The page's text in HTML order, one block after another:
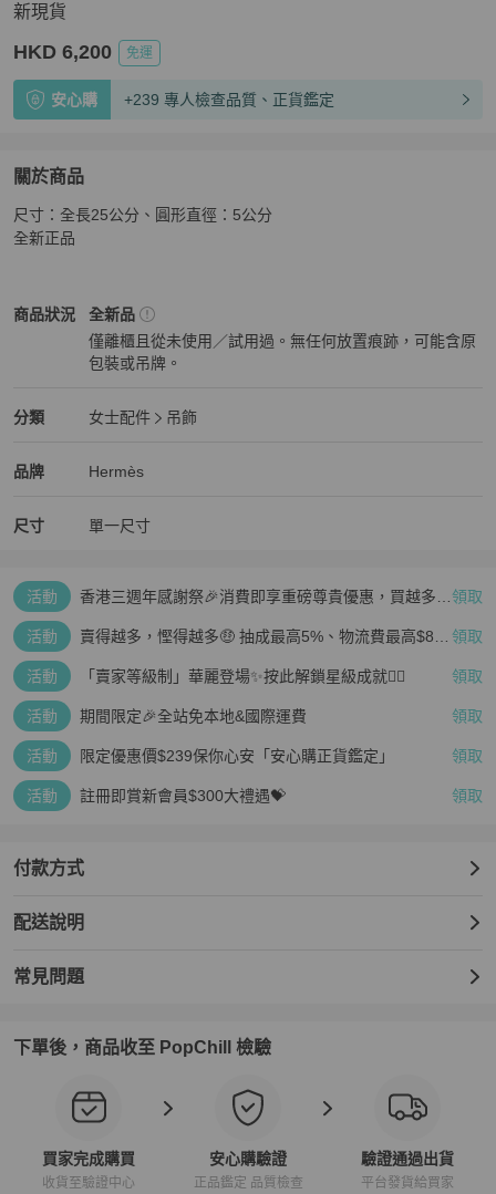
新現貨
HKD 6,200 免運
安心購 +239 專人檢查品質、正貨鑑定
關於商品
關於 法國頂級HERMES~稀有款~三色全皮徽章吊飾 法國製~
尺寸：全長25公分、圓形直徑：5公分
全新正品
商品狀況
Hermès女士配件商品狀態與細節
全新品
僅離櫃且從未使用／試用過。無任何放置痕跡，可能含原
包裝或吊牌。
分類
Hermès 女士配件分類資訊
女士配件
吊飾
品牌
Hermès 精品女士配件
Hermès
Hermès 推薦清單
尺寸 單一尺寸
活動
香港三週年感謝祭🎉消費即享重磅尊貴優惠，買越多、 領取
活動
賣得越多，慳得越多🤑 抽成最高5%、物流費最高$800 領取
活動 「賣家等級制」華麗登場✨按此解鎖星級成就👆🏻 領取
活動 期間限定🎉全站免本地&國際運費 領取
活動 限定優惠價$239保你心安「安心購正貨鑑定」 領取
活動 註冊即賞新會員$300大禮遇💝 領取
付款方式
配送說明
常見問題
下單後，商品收至 PopChill 檢驗
買家完成購買
收貨至驗證中心
安心購驗證
正品鑑定 品質檢查
驗證通過出貨
平台發貨給買家